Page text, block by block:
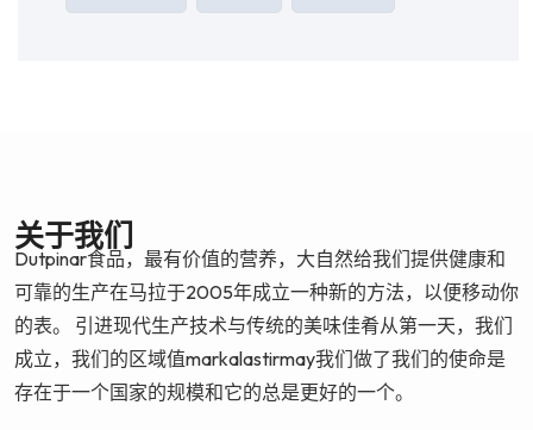
关于我们
Dutpinar食品，最有价值的营养，大自然给我们提供健康和
可靠的生产在马拉于2005年成立一种新的方法，以便移动你
的表。 引进现代生产技术与传统的美味佳肴从第一天，我们
成立，我们的区域值markalastirmay我们做了我们的使命是
存在于一个国家的规模和它的总是更好的一个。